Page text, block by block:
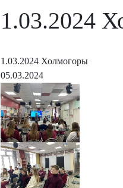
1.03.2024
1.03.2024 Холмогоры
05.03.2024